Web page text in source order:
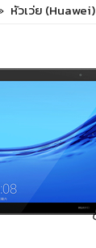
หัวเว่ย (Huawei)